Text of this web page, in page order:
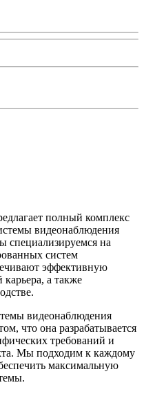
полный комплекс
видеонаблюдения
специализируемся на
систем
эффективную
карьера, а также
видеонаблюдения
что она разрабатывается
требований и
Мы подходим к каждому
максимальную